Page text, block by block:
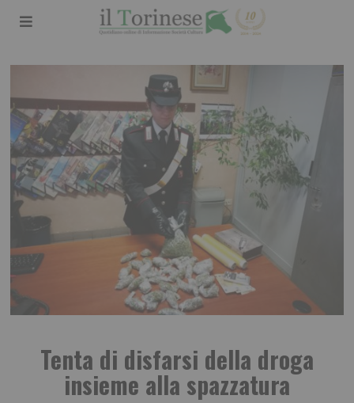
Tenta di disfarsi della droga
insieme alla spazzatura